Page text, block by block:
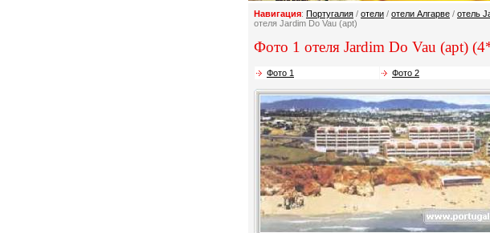
Навигация: Португалия / отели / отели Алгарве / отель
отеля Jardim Do Vau (apt)
Фото 1 отеля Jardim Do Vau (apt)
Фото 1 Фото 2